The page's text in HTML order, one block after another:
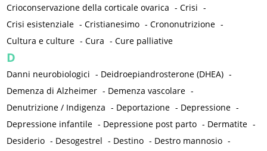
Crioconservazione della corticale ovarica -Crisi -
Crisi esistenziale -Cristianesimo -Crononutrizione -
Cultura e culture -Cura -Cure palliative
D
Danni neurobiologici - Deidroepiandrosterone (DHEA) -
Demenza di Alzheimer - Demenza vascolare -
Denutrizione / Indigenza - Deportazione - Depressione -
Depressione infantile - Depressione post parto - Dermatite -
Desiderio - Desogestrel - Destino - Destro mannosio -